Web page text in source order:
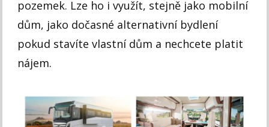
pozemek. Lze ho i využít, stejně jako mobilní
dům, jako dočasné alternativní bydlení
pokud stavíte vlastní dům a nechcete platit
nájem.